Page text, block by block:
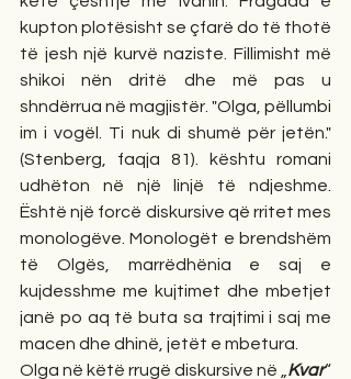
kupton plotësisht se çfarë do të thotë
të jesh një kurvë naziste. Fillimisht më
shikoi nën dritë dhe më pas u
shndërrua në magjistër. "Olga, pëllumbi
im i vogël. Ti nuk di shumë për jetën."
(Stenberg, faqja 81). kështu romani
udhëton në një linjë të ndjeshme.
Është një forcë diskursive që rritet mes
monologëve. Monologët e brendshëm
të Olgës, marrëdhënia e saj e
kujdesshme me kujtimet dhe mbetjet
janë po aq të buta sa trajtimi i saj me
macen dhe dhinë, jetët e mbetura.
Olga në këtë rrugë diskursive në „ Kvar“